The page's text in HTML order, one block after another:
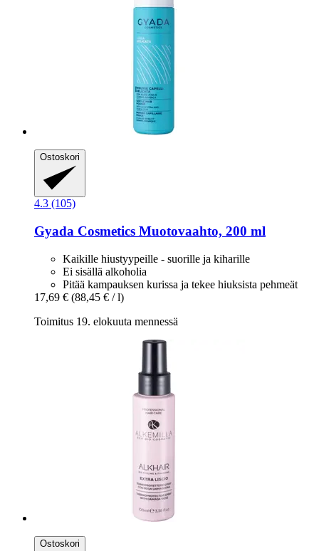
Ostoskori
4.3 (105)
Gyada Cosmetics Muotovaahto, 200 ml
Kaikille hiustyypeille - suorille ja kiharille
Ei sisällä alkoholia
Pitää kampauksen kurissa ja tekee hiuksista pehmeät
17,69 € (88,45 € / l)
Toimitus 19. elokuuta mennessä
Ostoskori